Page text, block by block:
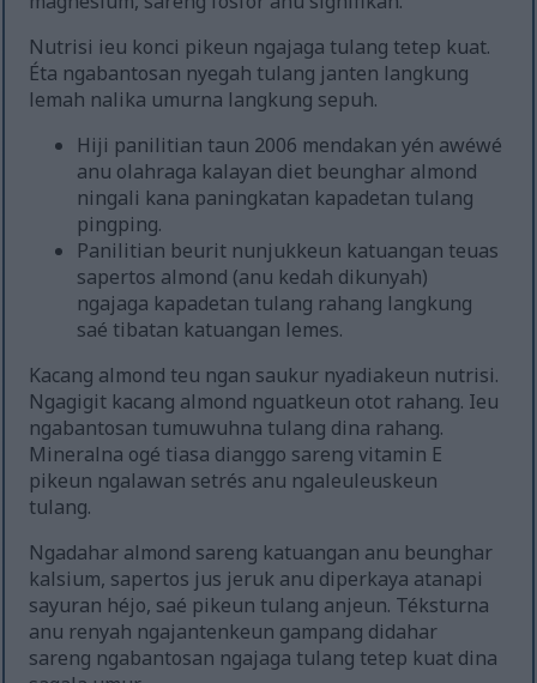
Nutrisi ieu konci pikeun ngajaga tulang tetep kuat.
Éta ngabantosan nyegah tulang janten langkung
lemah nalika umurna langkung sepuh.
Hiji panilitian taun 2006 mendakan yén awéwé
anu olahraga kalayan diet beunghar almond
ningali kana paningkatan kapadetan tulang
pingping.
Panilitian beurit nunjukkeun katuangan teuas
sapertos almond (anu kedah dikunyah)
ngajaga kapadetan tulang rahang langkung
saé tibatan katuangan lemes.
Kacang almond teu ngan saukur nyadiakeun nutrisi.
Ngagigit kacang almond nguatkeun otot rahang. Ieu
ngabantosan tumuwuhna tulang dina rahang.
Mineralna ogé tiasa dianggo sareng vitamin E
pikeun ngalawan setrés anu ngaleuleuskeun
tulang.
Ngadahar almond sareng katuangan anu beunghar
kalsium, sapertos jus jeruk anu diperkaya atanapi
sayuran héjo, saé pikeun tulang anjeun. Téksturna
anu renyah ngajantenkeun gampang didahar
sareng ngabantosan ngajaga tulang tetep kuat dina